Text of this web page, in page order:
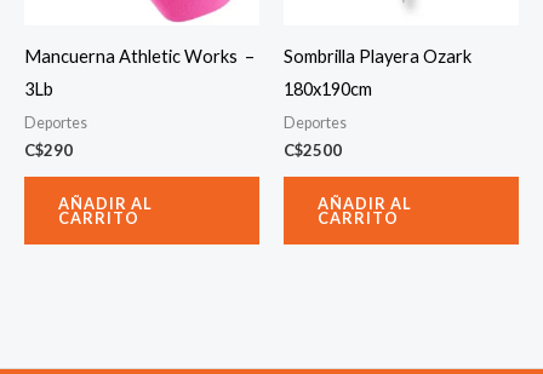
Mancuerna Athletic Works –
3Lb
Deportes
C$290
AÑADIR AL
CARRITO
Sombrilla Playera Ozark
180x190cm
Deportes
C$2500
AÑADIR AL
CARRITO